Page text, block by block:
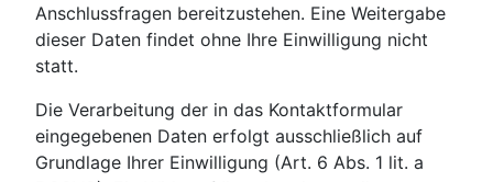
Anschlussfragen bereitzustehen. Eine Weitergabe
dieser Daten findet ohne Ihre Einwilligung nicht
statt.
Die Verarbeitung der in das Kontaktformular
eingegebenen Daten erfolgt ausschließlich auf
Grundlage Ihrer Einwilligung (Art. 6 Abs. 1 lit. a